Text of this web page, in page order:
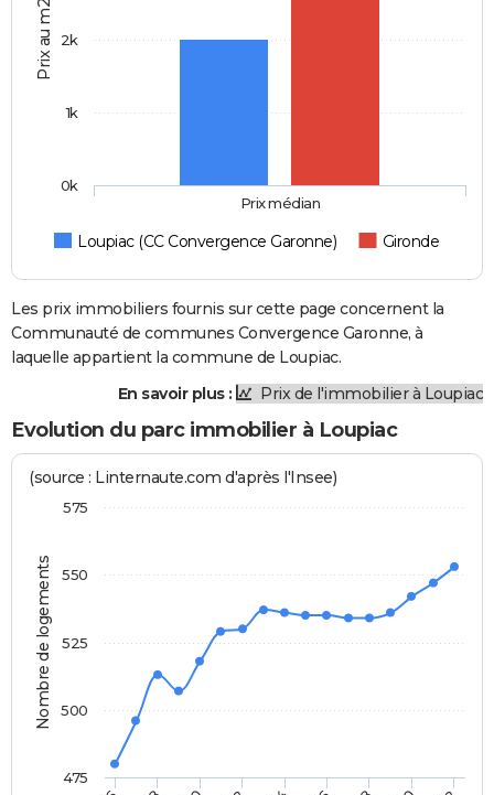
Prix au m2
Loupiac (CC Convergence Garonne) Gironde
Prix médian
0k
1k
2k
Les prix immobiliers fournis sur cette page concernent la
Communauté de communes Convergence Garonne, à
laquelle appartient la commune de Loupiac.
En savoir plus :
Prix de l'immobilier à Loupiac
Evolution du parc immobilier à Loupiac
Nombre de logements
(source : Linternaute.com d'après l'Insee)
500
475
525
550
575